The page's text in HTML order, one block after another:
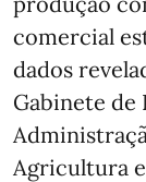
comercial
dados
Gabinete de
Agricultura